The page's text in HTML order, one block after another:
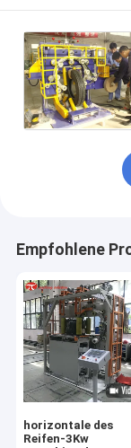
Empfohlene
horizontale des
Reifen-3Kw